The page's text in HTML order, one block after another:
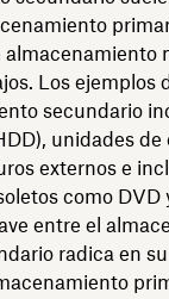
Los ejemplos
secundario
unidades de
externos e
como DVD
entre el
radica en